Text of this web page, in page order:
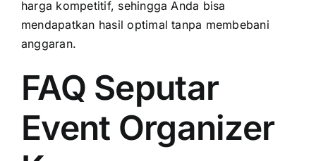
harga kompetitif, sehingga Anda bisa
mendapatkan hasil optimal tanpa membebani
anggaran.
FAQ Seputar
Event Organizer